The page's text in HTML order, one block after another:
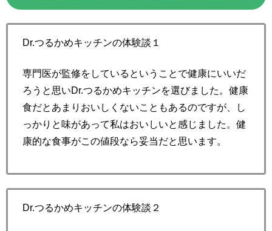
Dr.つるかめキッチンの体験談１
専門医が監修をしているということで健康にいいだ
ろうと思いDr.つるかめキッチンを選びました。健康
食だとあまりおいしくないこともあるのですが、し
っかりと味があって私はおいしいと感じました。健
康的な食事がこの値段なら妥当だと思います。
Dr.つるかめキッチンの体験談２